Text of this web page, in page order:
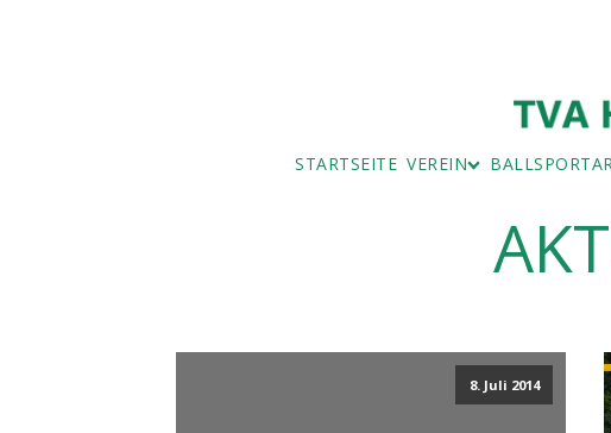
STARTSEITE VEREIN
VORSTAND
SERVICE UND
BEITRAGSÜBERSICHT
IMPRESSUM
MITGLIEDSANTRAG
8. Juli 2014